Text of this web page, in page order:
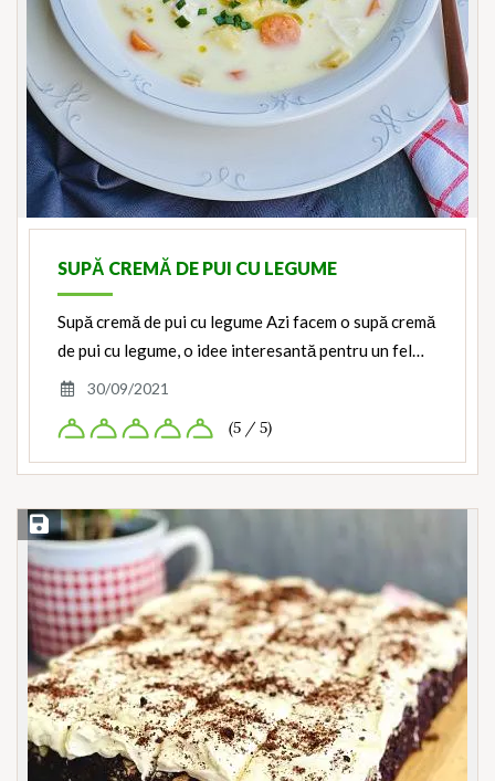
SUPĂ CREMĂ DE PUI CU LEGUME
Supă cremă de pui cu legume Azi facem o supă cremă
de pui cu legume, o idee interesantă pentru un fel…
30/09/2021
(5 / 5)
Save Recipe